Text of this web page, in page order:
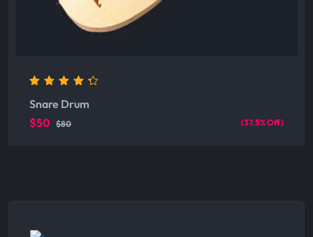
Snare Drum
$50 $80 (37.5% Off)